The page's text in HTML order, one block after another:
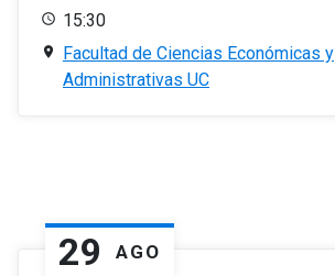
15:30
Facultad de Ciencias Económicas y
Administrativas UC
29 AGO